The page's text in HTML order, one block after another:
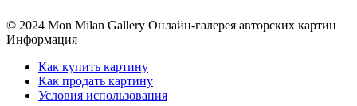
© 2024 Mon Milan Gallery Онлайн-галерея авторских картин
Информация
Как купить картину
Как продать картину
Условия использования